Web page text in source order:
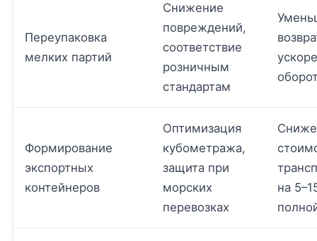
Переупаковка
мелких партий
Снижение
повреждений,
соответствие
розничным
стандартам
Формирование
экспортных
контейнеров
Оптимизация
кубометража,
защита при
морских
перевозках
на